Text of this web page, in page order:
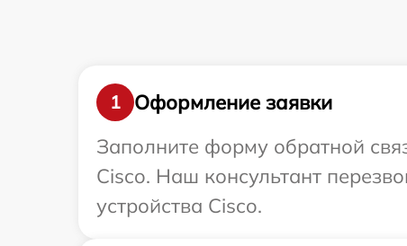
1
Оформление заявки
Заполните форму обратной
Cisco. Наш консультант
устройства Cisco.